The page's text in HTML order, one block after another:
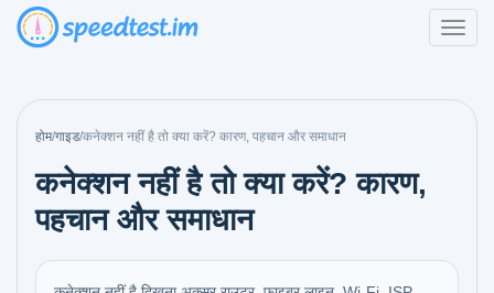
होम/गाइड/कनेक्शन नहीं है तो क्या करें? कारण, पहचान और समाधान
कनेक्शन नहीं है तो क्या करें? कारण,
पहचान और समाधान